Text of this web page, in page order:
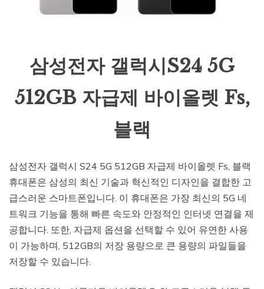
삼성전자 갤럭시S24 5G
512GB 자급제 바이올렛 Fs,
블랙
삼성전자 갤럭시 S24 5G 512GB 자급제 바이올렛 Fs, 블랙
휴대폰은 삼성의 최신 기술과 혁신적인 디자인을 결합한 고
급스러운 스마트폰입니다. 이 휴대폰은 가장 최신의 5G 네
트워크 기능을 통해 빠른 속도와 안정적인 인터넷 연결을 제
공합니다. 또한, 자급제 옵션을 선택할 수 있어 유연한 사용
이 가능하며, 512GB의 저장 용량으로 큰 용량의 파일들을
저장할 수 있습니다.